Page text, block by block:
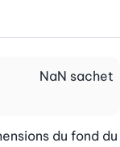
NaN sachet
du fond du